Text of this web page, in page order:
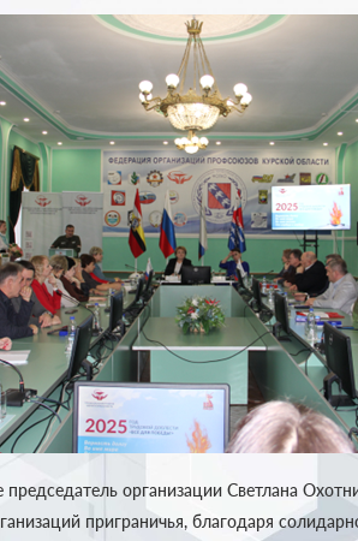
председатель организации Светлана
приграничья, благодаря